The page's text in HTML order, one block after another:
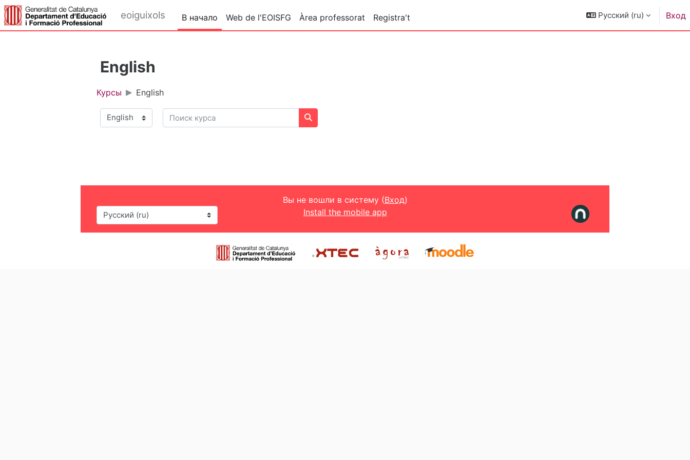
Перейти к основному содержанию
eoiguixols В начало Web de l'EOISFG Àrea professorat Registra't Русский ‎(ru)‎ Вход
English
Курсы English
Категории курсов
Поиск курса
Поиск курса
Язык Вы не вошли в систему (Вход)
Install the mobile app